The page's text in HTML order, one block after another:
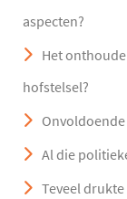
aspecten?
Het
hofstelsel?
Al die
Teveel